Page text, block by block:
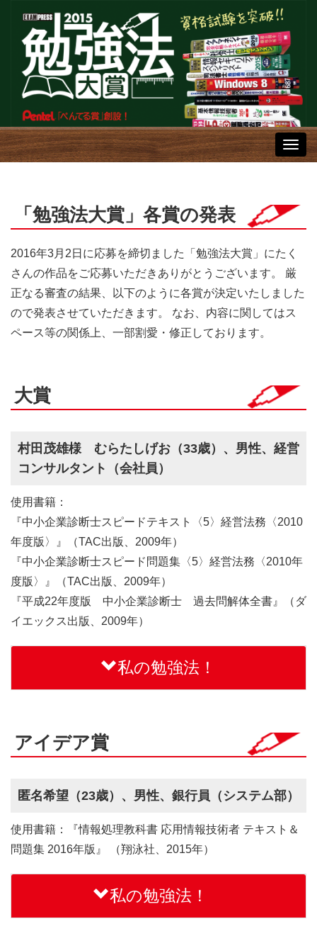
「勉強法大賞」各賞の発表
2016年3月2日に応募を締切ました「勉強法大賞」にたく
さんの作品をご応募いただきありがとうございます。 厳
正なる審査の結果、以下のように各賞が決定いたしました
ので発表させていただきます。 なお、内容に関してはス
ペース等の関係上、一部割愛・修正しております。
大賞
村田茂雄様 むらたしげお（33歳）、男性、経営
コンサルタント（会社員）
使用書籍：
『中小企業診断士スピードテキスト〈5〉経営法務〈2010
年度版〉』（TAC出版、2009年）
『中小企業診断士スピード問題集〈5〉経営法務〈2010年
度版〉』（TAC出版、2009年）
『平成22年度版 中小企業診断士 過去問解体全書』（ダ
イエックス出版、2009年）
私の勉強法！
アイデア賞
匿名希望（23歳）、男性、銀行員（システム部）
使用書籍：『情報処理教科書 応用情報技術者 テキスト＆
問題集 2016年版』 （翔泳社、2015年）
私の勉強法！